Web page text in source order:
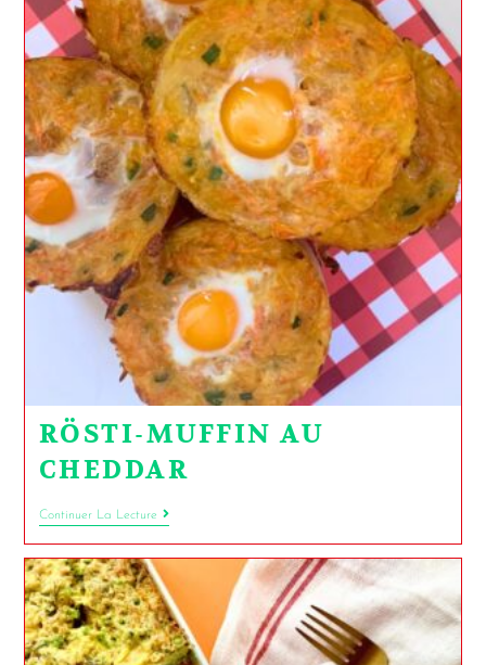
RÖSTI-MUFFIN AU
CHEDDAR
Continuer La Lecture